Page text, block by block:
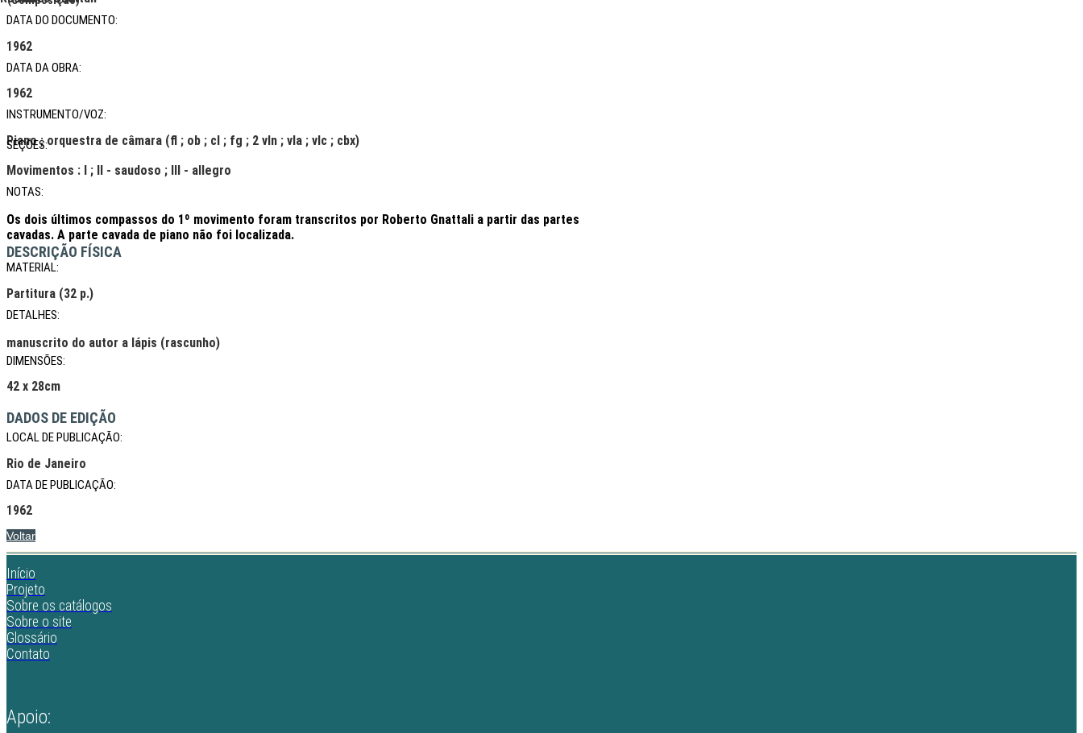
DATA DO DOCUMENTO:
1962
DATA DA OBRA:
1962
INSTRUMENTO/VOZ:
Piano ; orquestra de câmara (fl ; ob ; cl ; fg ; 2 vln ; vla ; vlc ; cbx)
SEÇÕES:
Movimentos : I ; II - saudoso ; III - allegro
NOTAS:
Os dois últimos compassos do 1º movimento foram transcritos por Roberto Gnattali a partir das partes
cavadas. A parte cavada de piano não foi localizada.
DESCRIÇÃO FÍSICA
MATERIAL:
Partitura (32 p.)
DETALHES:
manuscrito do autor a lápis (rascunho)
DIMENSÕES:
42 x 28cm
DADOS DE EDIÇÃO
LOCAL DE PUBLICAÇÃO:
Rio de Janeiro
DATA DE PUBLICAÇÃO:
1962
Voltar
Início
Projeto
Sobre os catálogos
Sobre o site
Glossário
Contato
Apoio: